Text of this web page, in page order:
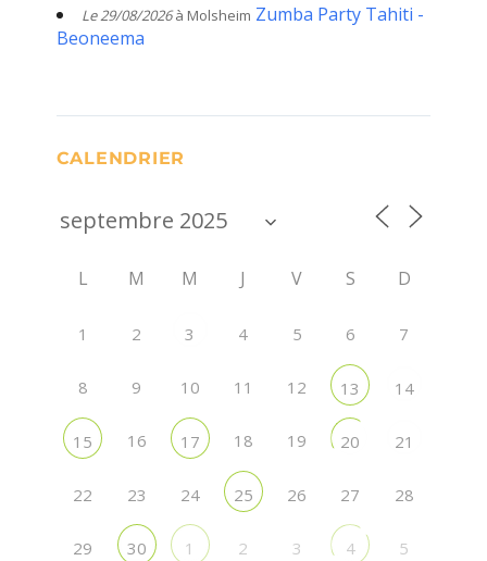
Le 29/08/2026à Molsheim Zumba Party Tahiti -
Beoneema
CALENDRIER
L M M J V S D
1 2 3 4 5 6 7
8 9 10 11 12 13 14
15 16 17 18 19 20 21
22 23 24 25 26 27 28
29 30 1 2 3 4 5